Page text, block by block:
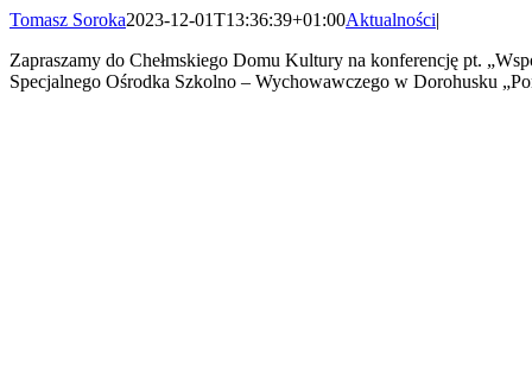
Tomasz Soroka2023-12-01T13:36:39+01:00Aktualności|
Zapraszamy do Chełmskiego Domu Kultury na konferencję pt.
Specjalnego Ośrodka Szkolno – Wychowawczego w Dorohusku